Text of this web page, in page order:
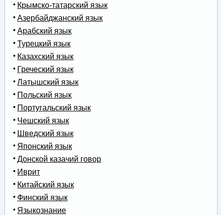
Крымско-татарский язык
Азербайджанский язык
Арабский язык
Турецкий язык
Казахский язык
Греческий язык
Латышский язык
Польский язык
Португальский язык
Чешский язык
Шведский язык
Японский язык
Донской казачий говор
Иврит
Китайский язык
Финский язык
Языкознание